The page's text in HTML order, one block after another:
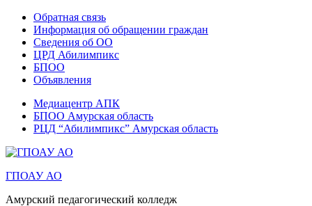
Обратная связь
Информация об обращении граждан
Сведения об ОО
ЦРД Абилимпикс
БПОО
Объявления
Медиацентр АПК
БПОО Амурская область
РЦД “Абилимпикс” Амурская область
ГПОАУ АО
Амурский педагогический колледж